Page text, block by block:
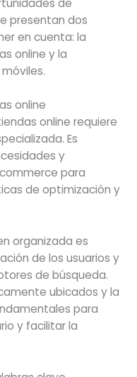
presentan dos
en cuenta: la
online y la
online
online requiere
Es
y
para
de optimización y
organizada es
de los usuarios y
de búsqueda.
ubicados y la
para
y facilitar la